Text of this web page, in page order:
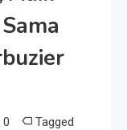
0 Tagged